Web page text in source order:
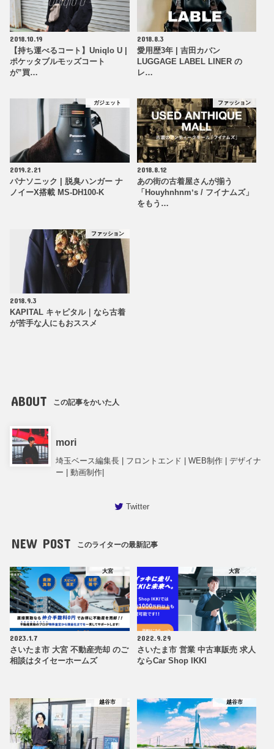
2018.10.19
【持ち運べるコート】Uniqlo U |
ポケッタブルモッズコート
が”買…
2018.8.3
愛用歴3年 | 吉田カバン
LUGGAGE LABEL LINER の
レ…
ガジェット
2019.2.21
パナソニック | 脱臭ハンガー ナ
ノイーX搭載 MS-DH100-K
ファッション
2018.8.12
あの街の古着屋さんが揃う
「Houyhnhnmʼs / フイナムズ」
をもう…
ファッション
2018.9.3
KAPITAL キャピタル｜なら古着
が苦手な人にもおススメ
ABOUT この記事をかいた人
mori
埼玉ベース編集長 | フロントエンド | WEB制作 | デザイナ
ー | 動画制作|
Twitter
NEW POST このライターの最新記事
大宮
2023.1.7
さいたま市 大宮 不動産売却 のご
相談はタイセーホームズ
大宮
2022.9.29
さいたま市 営業 中古車販売 求人
ならCar Shop IKKI
越谷市 越谷市